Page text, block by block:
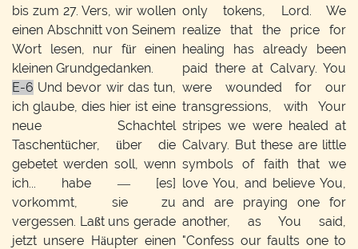
bis zum 27. Vers, wir wollen
einen Abschnitt von Seinem
Wort lesen, nur für einen
kleinen Grundgedanken.
E-6 Und bevor wir das tun,
ich glaube, dies hier ist eine
neue Schachtel
Taschentücher, über die
gebetet werden soll, wenn
ich... habe — [es]
vorkommt, sie zu
vergessen. Laßt uns gerade
jetzt unsere Häupter einen
only tokens, Lord. We
realize that the price for
healing has already been
paid there at Calvary. You
were wounded for our
transgressions, with Your
stripes we were healed at
Calvary. But these are little
symbols of faith that we
love You, and believe You,
and are praying one for
another, as You said,
"Confess our faults one to